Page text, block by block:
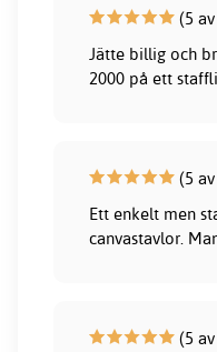
(5
Jätte billig och
2000 på ett
(5
Ett enkelt men
canvastavlor.
(5